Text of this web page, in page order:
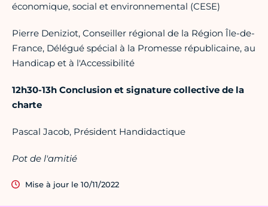
économique, social et environnemental (CESE)
Pierre Deniziot, Conseiller régional de la Région Île-de-
France, Délégué spécial à la Promesse républicaine, au
Handicap et à l'Accessibilité
12h30-13h Conclusion et signature collective de la
charte
Pascal Jacob, Président Handidactique
Pot de l'amitié
Mise à jour le 10/11/2022